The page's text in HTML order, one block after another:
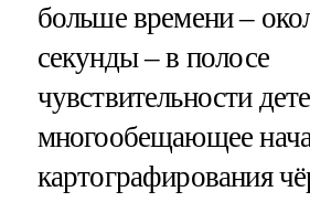
больше времени –
секунды – в полосе
чувствительности
многообещающее
картографирования